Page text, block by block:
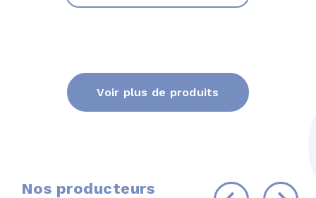
Voir plus de produits
Nos producteurs